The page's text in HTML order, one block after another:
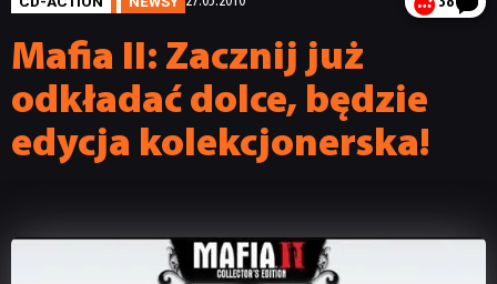
Mafia II: Zacznij już
odkładać dolce, będzie
edycja kolekcjonerska!